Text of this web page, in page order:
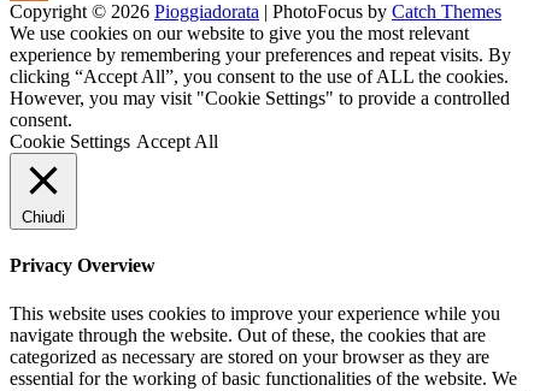
Channel
Feed
Copyright © 2026 Pioggiadorata | PhotoFocus by Catch Themes
We use cookies on our website to give you the most relevant
experience by remembering your preferences and repeat visits. By
clicking “Accept All”, you consent to the use of ALL the cookies.
However, you may visit "Cookie Settings" to provide a controlled
consent.
Cookie Settings Accept All
Chiudi
Privacy Overview
This website uses cookies to improve your experience while you
navigate through the website. Out of these, the cookies that are
categorized as necessary are stored on your browser as they are
essential for the working of basic functionalities of the website. We